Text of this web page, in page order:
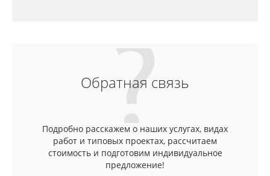
Обратная связь
Подробно расскажем о наших услугах, видах
работ и типовых проектах, рассчитаем
стоимость и подготовим индивидуальное
предложение!